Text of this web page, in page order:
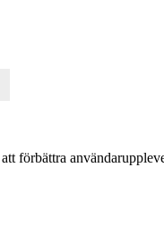
förbättra